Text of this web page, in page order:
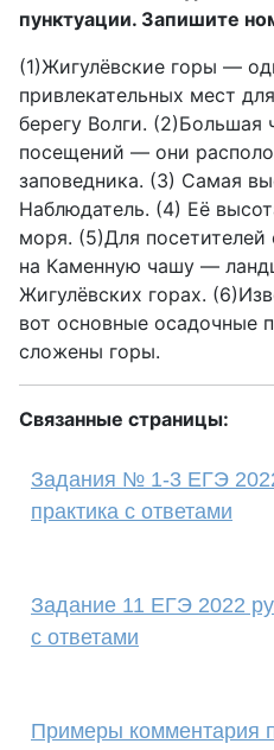
пунктуации. Запишите
(1)Жигулёвские горы —
привлекательных мест
берегу Волги. (2)Большая
посещений — они
заповедника. (3) Самая
Наблюдатель. (4) Её
моря. (5)Для посетителей
на Каменную чашу —
Жигулёвских горах.
вот основные осадочные
сложены горы.
Связанные страницы:
Задания № 1-3 ЕГЭ
практика с ответами
Задание 11 ЕГЭ 2022
с ответами
Примеры комментария